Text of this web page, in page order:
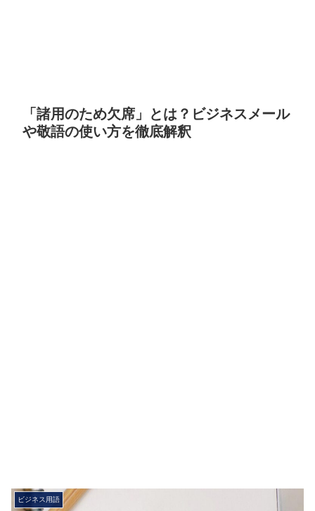
「諸用のため欠席」とは？ビジネスメール
や敬語の使い方を徹底解釈
ビジネス用語